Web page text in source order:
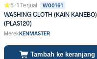
5·1 Terjual· W00161
WASHING CLOTH (KAIN KANEBO)
(PLAS120)
MerekKENMASTER
Tambah ke keranjang